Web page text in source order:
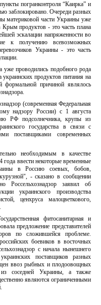
погранконтроля “Каирка” и
заблокировано. Очереди разных
материковой части Украины уже
продуктов - это часть плана
эскалации напряженности во
к получению всевозможных
Украины - это часть
проводились подобного рода
продуктов питания на
формальной причиной являлось
(современная Федеральная
надзору России) с 1 августа
РФ подсолнечника, крупы из
государства в связи с
поставщиками современных
необходимым в качестве
ввести некоторые временные
в Россию соевых, бобов,
- сказано в сообщении
Россельхознадзор заявил об
украинского производства
ценхруса малоцветкового,
фитосанитарная и
предложение представителей
по сложившейся проблеме.
боевиков в восточных
с начала нынешнего
поставщиков разных
ввоз рыбных и плодоовощных
соседней Украины, а также
являются ограниченными